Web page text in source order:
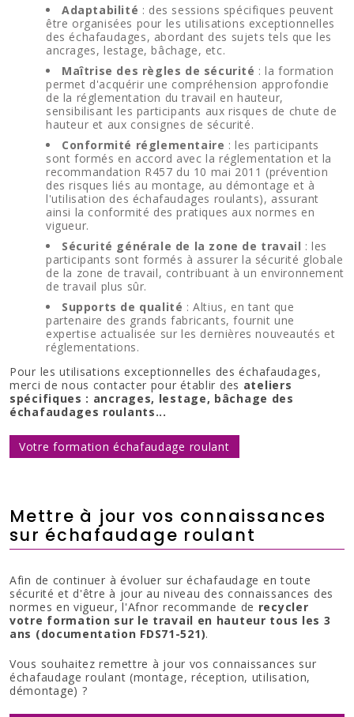
Adaptabilité : des sessions spécifiques peuvent
être organisées pour les utilisations exceptionnelles
des échafaudages, abordant des sujets tels que les
ancrages, lestage, bâchage, etc.
Maîtrise des règles de sécurité : la formation
permet d'acquérir une compréhension approfondie
de la réglementation du travail en hauteur,
sensibilisant les participants aux risques de chute de
hauteur et aux consignes de sécurité.
Conformité réglementaire : les participants
sont formés en accord avec la réglementation et la
recommandation R457 du 10 mai 2011 (prévention
des risques liés au montage, au démontage et à
l'utilisation des échafaudages roulants), assurant
ainsi la conformité des pratiques aux normes en
vigueur.
Sécurité générale de la zone de travail : les
participants sont formés à assurer la sécurité globale
de la zone de travail, contribuant à un environnement
de travail plus sûr.
Supports de qualité : Altius, en tant que
partenaire des grands fabricants, fournit une
expertise actualisée sur les dernières nouveautés et
réglementations.
Pour les utilisations exceptionnelles des échafaudages,
merci de nous contacter pour établir des ateliers
spécifiques : ancrages, lestage, bâchage des
échafaudages roulants...
Votre formation échafaudage roulant
Mettre à jour vos connaissances
sur échafaudage roulant
Afin de continuer à évoluer sur échafaudage en toute
sécurité et d'être à jour au niveau des connaissances des
normes en vigueur, l'Afnor recommande de recycler
votre formation sur le travail en hauteur tous les 3
ans (documentation FDS71-521).
Vous souhaitez remettre à jour vos connaissances sur
échafaudage roulant (montage, réception, utilisation,
démontage) ?